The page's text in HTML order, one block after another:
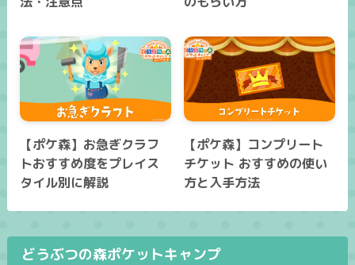
【ポケ森】お急ぎクラフ
トおすすめ度をプレイス
タイル別に解説
【ポケ森】コンプリート
チケット おすすめの使い
方と入手方法
どうぶつの森ポケットキャンプ